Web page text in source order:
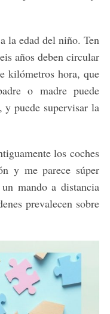
la edad del niño. Ten
años deben circular
kilómetros hora, que
o madre puede
y puede supervisar la
los coches
y me parece súper
mando a distancia
prevalecen sobre